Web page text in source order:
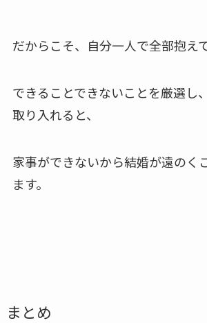
だからこそ、自分一人で全部抱え
できることできないことを厳選し
取り入れると、
家事ができないから結婚が遠のく
ます。
まとめ